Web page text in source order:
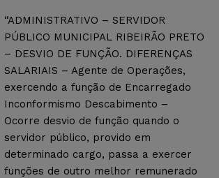
“ADMINISTRATIVO – SERVIDOR
PÚBLICO MUNICIPAL RIBEIRÃO PRETO
– DESVIO DE FUNÇÃO. DIFERENÇAS
SALARIAIS – Agente de Operações,
exercendo a função de Encarregado
Inconformismo Descabimento –
Ocorre desvio de função quando o
servidor público, provido em
determinado cargo, passa a exercer
funções de outro melhor remunerado